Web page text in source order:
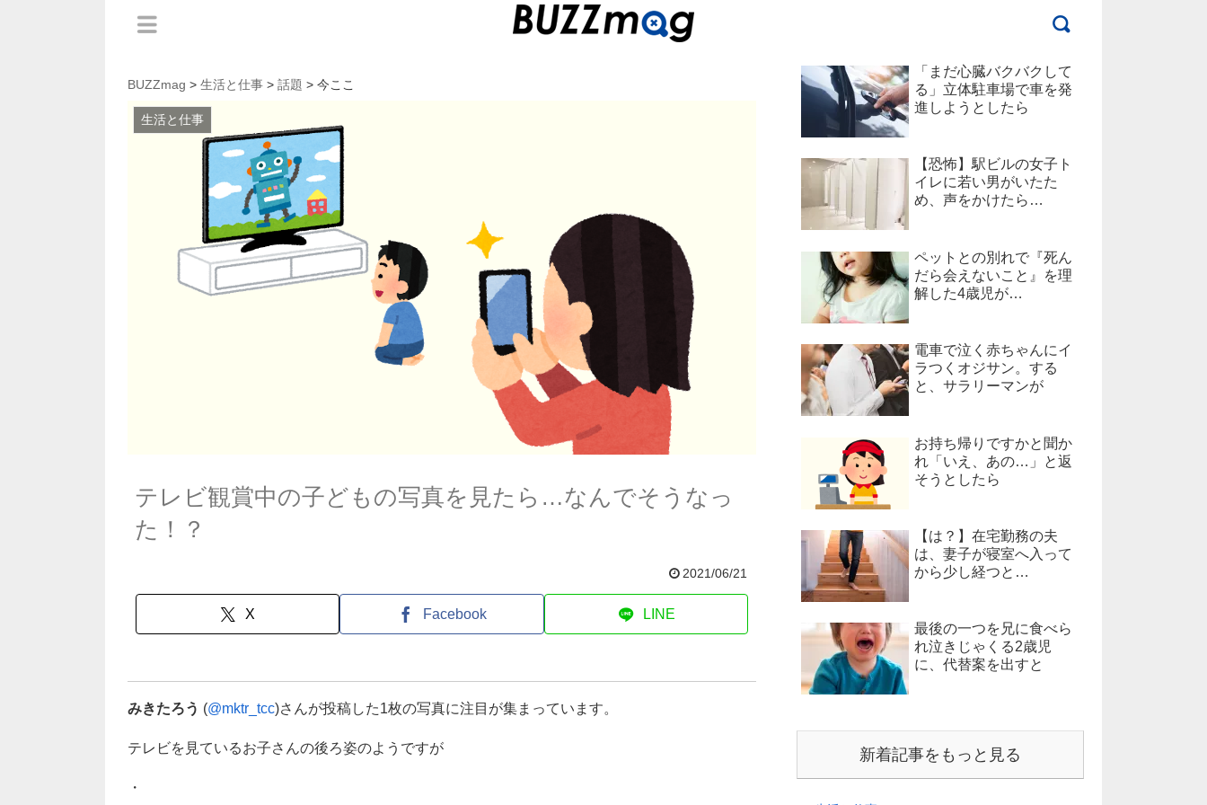
BUZZmag > 生活と仕事 > 話題 > 今ここ
生活と仕事
テレビ観賞中の子どもの写真を見たら…なんでそうなっ
た！？
2021/06/21
X Facebook LINE
みきたろう (@mktr_tcc)さんが投稿した1枚の写真に注目が集まっています。
テレビを見ているお子さんの後ろ姿のようですが
・
「まだ心臓バクバクして
る」立体駐車場で車を発
進しようとしたら
【恐怖】駅ビルの女子ト
イレに若い男がいたた
め、声をかけたら…
ペットとの別れで『死ん
だら会えないこと』を理
解した4歳児が…
電車で泣く赤ちゃんにイ
ラつくオジサン。する
と、サラリーマンが
お持ち帰りですかと聞か
れ「いえ、あの…」と返
そうとしたら
【は？】在宅勤務の夫
は、妻子が寝室へ入って
から少し経つと…
最後の一つを兄に食べら
れ泣きじゃくる2歳児
に、代替案を出すと
新着記事をもっと見る